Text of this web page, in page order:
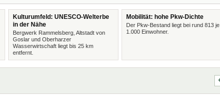
Kulturumfeld: UNESCO-Welterbe
in der Nähe
Bergwerk Rammelsberg, Altstadt von
Goslar und Oberharzer
Wasserwirtschaft liegt bis 25 km
entfernt.
Mobilität: hohe Pkw-Dichte
Der Pkw-Bestand liegt bei rund 813 je
1.000 Einwohner.